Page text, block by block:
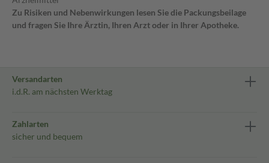
Zu Risiken und Nebenwirkungen lesen Sie die Packungsbeilage
und fragen Sie Ihre Ärztin, Ihren Arzt oder in Ihrer Apotheke.
Versandarten
i.d.R. am nächsten Werktag
Zahlarten
sicher und bequem